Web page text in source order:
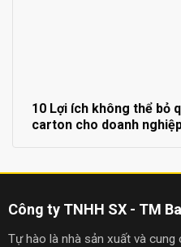
10 Lợi ích không thể bỏ
carton cho doanh
Công ty TNHH SX - TM
Tự hào là nhà sản xuất và